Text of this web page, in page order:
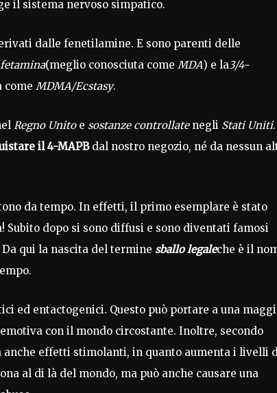
il sistema nervoso simpatico.
dalle fenetilamine. E sono parenti delle
(meglio conosciuta come MDA) e la 3/4-
come MDMA/Ecstasy.
Regno Unitoe sostanze controllatenegli Stati Uniti.
il 4-MAPBdal nostro negozio, né da nessun
da tempo. In effetti, il primo esemplare è stato
Subito dopo si sono diffusi e sono diventati famosi
Da qui la nascita del termine sballo legaleche è il
ed entactogenici. Questo può portare a una
con il mondo circostante. Inoltre, secondo
anche effetti stimolanti, in quanto aumenta i livelli
al di là del mondo, ma può anche causare una